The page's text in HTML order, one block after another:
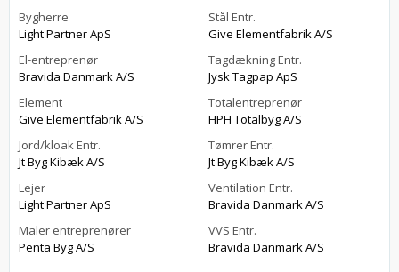
Bygherre
Light Partner ApS
El-entreprenør
Bravida Danmark A/S
Element
Give Elementfabrik A/S
Jord/kloak Entr.
Jt Byg Kibæk A/S
Lejer
Light Partner ApS
Maler entreprenører
Penta Byg A/S
Stål Entr.
Give Elementfabrik A/S
Tagdækning Entr.
Jysk Tagpap ApS
Totalentreprenør
HPH Totalbyg A/S
Tømrer Entr.
Jt Byg Kibæk A/S
Ventilation Entr.
Bravida Danmark A/S
VVS Entr.
Bravida Danmark A/S